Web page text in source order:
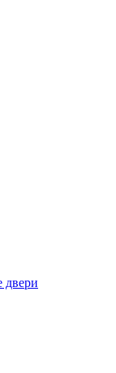
двери